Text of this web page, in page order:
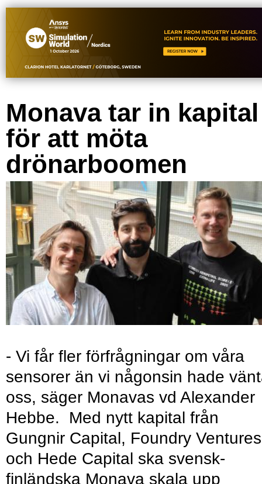
Monava tar in kapital
för att möta
drönarboomen
- Vi får fler förfrågningar om våra
sensorer än vi någonsin hade
oss, säger Monavas vd Alexander
Hebbe. Med nytt kapital från
Gungnir Capital, Foundry Ventures
och Hede Capital ska svensk-
finländska Monava skala upp